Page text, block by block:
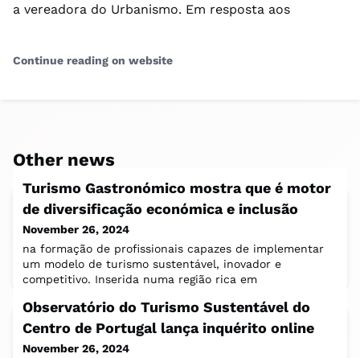
a vereadora do Urbanismo. Em resposta aos
Continue reading on website
Other news
Turismo Gastronómico mostra que é motor
de diversificação económica e inclusão
November 26, 2024
na formação de profissionais capazes de implementar
um modelo de turismo sustentável, inovador e
competitivo. Inserida numa região rica em
Observatório do Turismo Sustentável do
Centro de Portugal lança inquérito online
November 26, 2024